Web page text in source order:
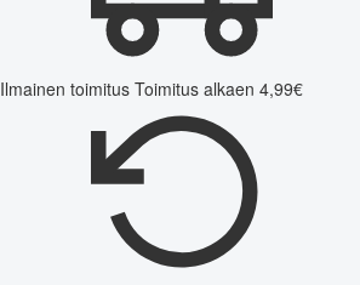
Ilmainen toimitus Toimitus alkaen 4,99€